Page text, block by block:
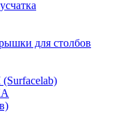
для столбов